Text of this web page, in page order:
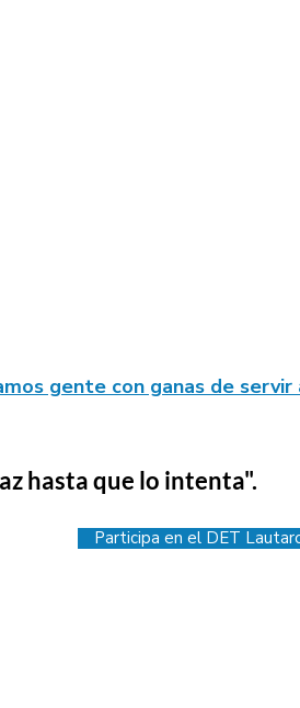
gente con ganas de servir
hasta que lo intenta".
Participa en el DET